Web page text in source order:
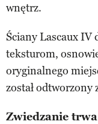
wnętrz.
Ściany Lascaux IV
teksturom,
oryginalnego
został odtworzony
Zwiedzanie trwa